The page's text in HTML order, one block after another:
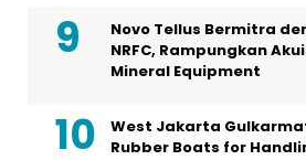
Novo Tellus Bermitra
NRFC, Rampungkan
Mineral Equipment
West Jakarta
Rubber Boats for